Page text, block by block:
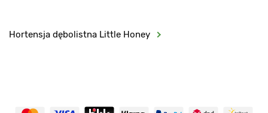
Hortensja dębolistna Little Honey